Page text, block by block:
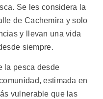
Se les considera la
de Cachemira y solo
y llevan una vida
siempre.
la pesca desde
estimada en
vulnerable que las